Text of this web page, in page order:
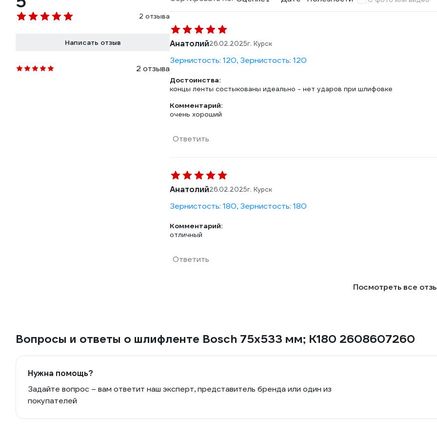
2 отзыва
Написать отзыв
2 отзыва
Анатолий26.02.2025г. Курск
Зернистость: 120, Зернистость: 120
Достоинства:
концы ленты состыкованы идеально - нет ударов при шлифовке
Комментарий:
очень хороший
Ответить
Анатолий26.02.2025г. Курск
Зернистость: 180, Зернистость: 180
Комментарий:
отличный
Ответить
Посмотреть все
Вопросы и ответы о шлифленте Bosch 75х533 мм; К180 2608607260
Нужна помощь?
Задайте вопрос – вам ответит наш эксперт, представитель бренда или один из
покупателей